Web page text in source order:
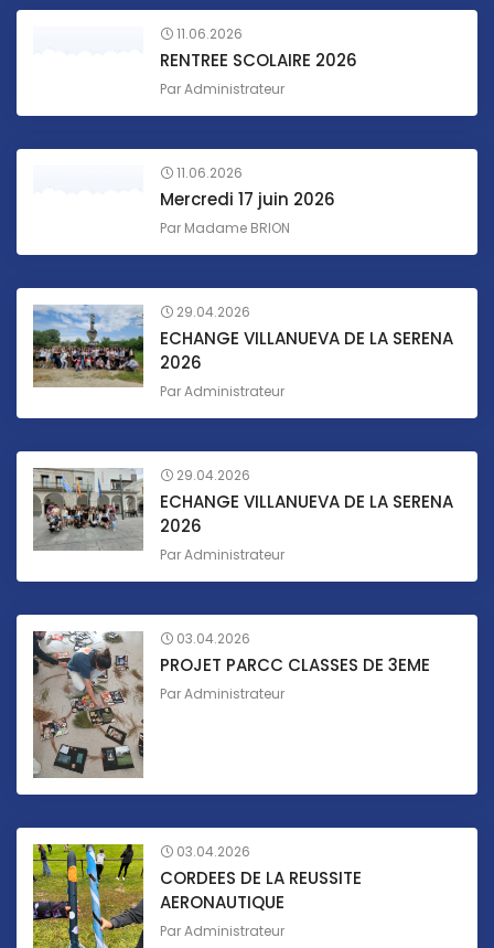
11.06.2026
RENTREE SCOLAIRE 2026
ParAdministrateur
11.06.2026
Mercredi 17 juin 2026
Par Madame BRION
29.04.2026
ECHANGE VILLANUEVA DE LA SERENA
2026
ParAdministrateur
29.04.2026
ECHANGE VILLANUEVA DE LA SERENA
2026
ParAdministrateur
03.04.2026
PROJET PARCC CLASSES DE 3EME
ParAdministrateur
03.04.2026
CORDEES DE LA REUSSITE
AERONAUTIQUE
ParAdministrateur